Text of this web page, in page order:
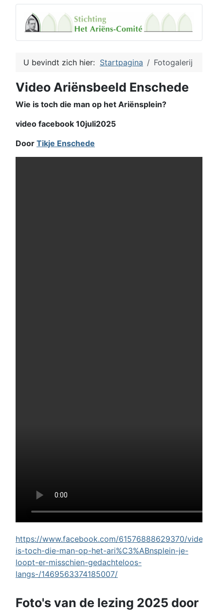
U bevindt zich hier: Startpagina Fotogalerij
Video Ariënsbeeld Enschede
Wie is toch die man op het Ariënsplein?
video facebook 10juli2025
Door Tikje Enschede
https://www.facebook.com/61576888629370/videos/
is-toch-die-man-op-het-ari%C3%ABnsplein-je-
loopt-er-misschien-gedachteloos-
langs-/1469563374185007/
Foto's van de lezing 2025 door